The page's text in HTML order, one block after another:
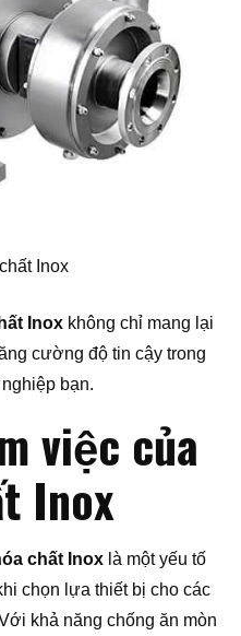
Inox
Inox không chỉ mang lại
cường độ tin cậy trong
bạn.
việc của
Inox
chất Inox là một yếu tố
chọn lựa thiết bị cho các
khả năng chống ăn mòn